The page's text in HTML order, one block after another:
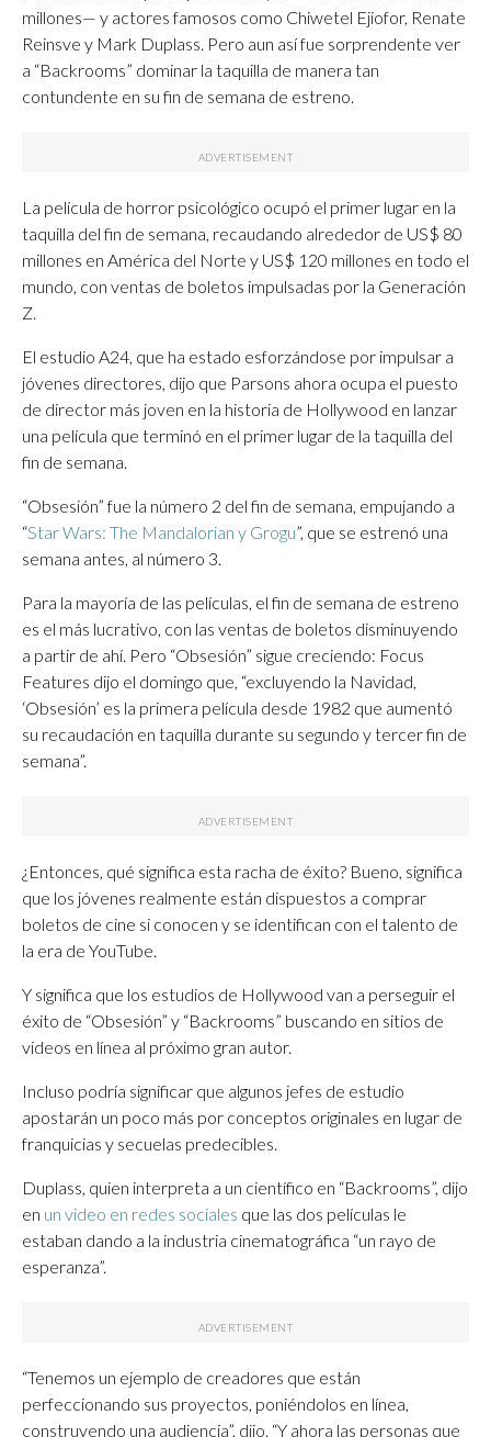
millones— y actores famosos como Chiwetel Ejiofor, Renate
Reinsve y Mark Duplass. Pero aun así fue sorprendente ver
a “Backrooms” dominar la taquilla de manera tan
contundente en su fin de semana de estreno.
La película de horror psicológico ocupó el primer lugar en la
taquilla del fin de semana, recaudando alrededor de US$ 80
millones en América del Norte y US$ 120 millones en todo el
mundo, con ventas de boletos impulsadas por la Generación
Z.
El estudio A24, que ha estado esforzándose por impulsar a
jóvenes directores, dijo que Parsons ahora ocupa el puesto
de director más joven en la historia de Hollywood en lanzar
una película que terminó en el primer lugar de la taquilla del
fin de semana.
“Obsesión” fue la número 2 del fin de semana, empujando a
“Star Wars: The Mandalorian y Grogu”, que se estrenó una
semana antes, al número 3.
Para la mayoría de las películas, el fin de semana de estreno
es el más lucrativo, con las ventas de boletos disminuyendo
a partir de ahí. Pero “Obsesión” sigue creciendo: Focus
Features dijo el domingo que, “excluyendo la Navidad,
‘Obsesión’ es la primera película desde 1982 que aumentó
su recaudación en taquilla durante su segundo y tercer fin de
semana”.
¿Entonces, qué significa esta racha de éxito? Bueno, significa
que los jóvenes realmente están dispuestos a comprar
boletos de cine si conocen y se identifican con el talento de
la era de YouTube.
Y significa que los estudios de Hollywood van a perseguir el
éxito de “Obsesión” y “Backrooms” buscando en sitios de
videos en línea al próximo gran autor.
Incluso podría significar que algunos jefes de estudio
apostarán un poco más por conceptos originales en lugar de
franquicias y secuelas predecibles.
Duplass, quien interpreta a un científico en “Backrooms”, dijo
en un video en redes sociales que las dos películas le
estaban dando a la industria cinematográfica “un rayo de
esperanza”.
“Tenemos un ejemplo de creadores que están
perfeccionando sus proyectos, poniéndolos en línea,
construyendo una audiencia”, dijo. “Y ahora las personas que